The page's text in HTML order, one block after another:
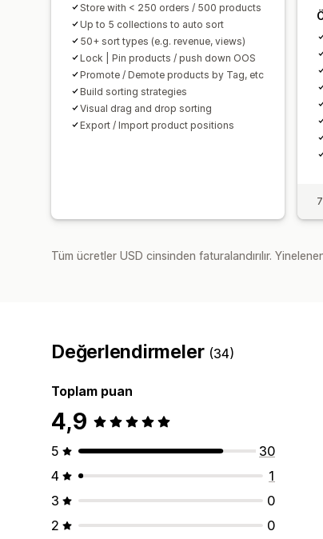
Store with < 250 orders / 500 products
Up to 5 collections to auto sort
50+ sort types (e.g. revenue, views)
Lock | Pin products / push down OOS
Promote / Demote products by Tag, etc
Build sorting strategies
Visual drag and drop sorting
Export / Import product positions
Tüm ücretler USD cinsinden faturalandırılır.
Değerlendirmeler (34)
Toplam puan
4,9
5
30
4
1
3
0
2
0